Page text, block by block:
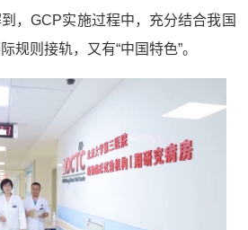
，GCP实施过程中，充分结合我国
规则接轨，又有“中国特色”。